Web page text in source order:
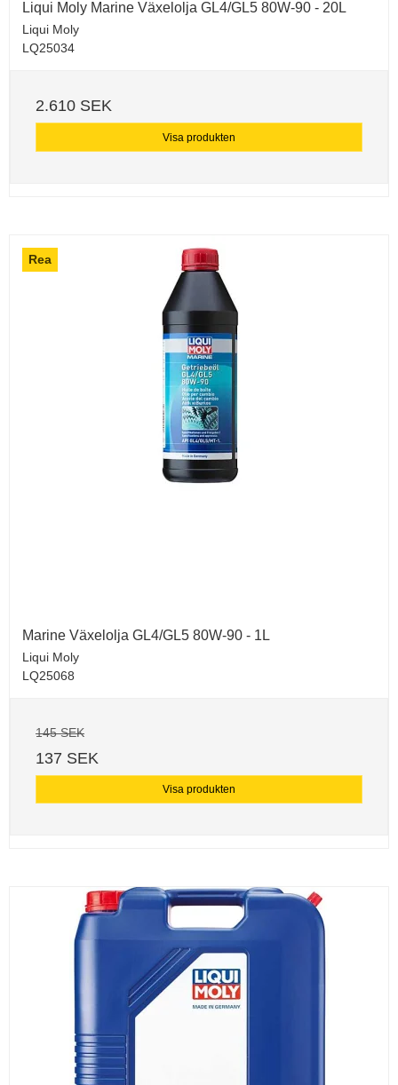
Liqui Moly Marine Växelolja GL4/GL5 80W-90 - 20L
Liqui Moly
LQ25034
2.610 SEK
Visa produkten
Rea
Marine Växelolja GL4/GL5 80W-90 - 1L
Liqui Moly
LQ25068
145 SEK
137 SEK
Visa produkten